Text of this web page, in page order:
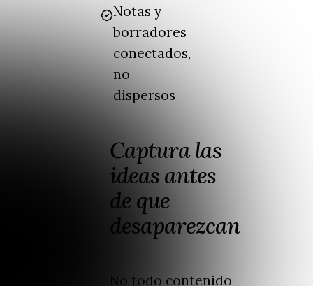
Notas y
borradores
conectados,
no
dispersos
Captura las
ideas antes
de que
desaparezcan
No todo contenido